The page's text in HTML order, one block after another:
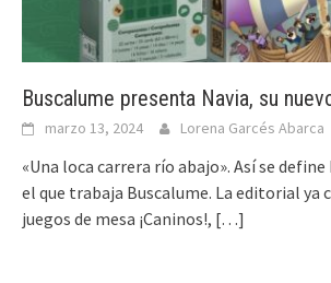
Buscalume presenta Navia, su
marzo 13, 2024 Lorena Garcés Abarca
«Una loca carrera río abajo». Así se
el que trabaja Buscalume. La editorial ya
juegos de mesa ¡Caninos!, […]